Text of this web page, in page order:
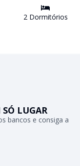
2Dormitórios
LUGAR
bancos e consiga a